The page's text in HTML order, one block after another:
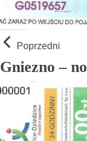
Poprzedni
Gniezno –